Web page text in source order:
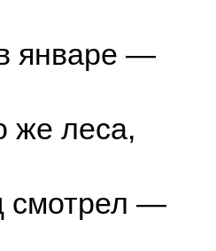
январе —
же леса,
смотрел —